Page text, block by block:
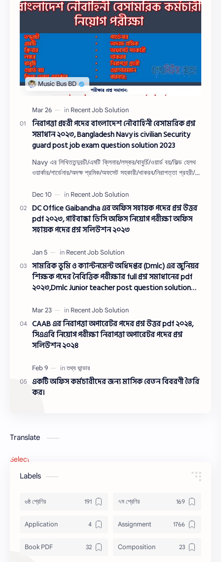
নিরাপত্তা প্রহরী পদের বাংলাদেশ নৌবাহিনী বেসামরিক প্রশ্ন
সমাধান ২০২৩, Bangladesh Navy is civilian Security
guard post job exam question solution 2023
Navy এর লিখিততন্দুরচী/এমটি ক্লিনার/লস্কর/বাবুর্চি/ওয়ার্ড বয়/ফিল্ড হেলথ
ওয়ার্কার/গার্ডেনার/অদক্ষ শ্রমিক/অফসেট সহকারী/খাকরব/নিরাপত্তা প্রহরী/
DC Office Gaibandha এর অফিস সহায়ক পদের প্রশ্ন উত্তর
pdf ২০২৩, গাইবান্ধা ডিসি অফিস নিয়োগ পরীক্ষা অফিস
সহায়ক পদের প্রশ্ন সলিউশন ২০২৩
সামরিক ভূমি ও ক্যান্টনমেন্ট অধিদপ্তর (Dmlc) এর জুনিয়র
শিক্ষক পদের নৈবিত্তিক পরীক্ষার full প্রশ্ন সমাধানের pdf
২০২৩,Dmlc Junior teacher post question solution
সমাধান ২০২৩
CAAB এর নিরাপত্তা অপারেটর পদের প্রশ্ন উত্তর pdf ২০২৪,
সিএএবি নিয়োগ পরীক্ষা নিরাপত্তা অপারেটর পদের প্রশ্ন
সলিউশন ২০২৪
একটি অফিস কর্মচারীদের জন্য মাসিক বেতন বিবরণী তৈরি
কর।
Translate
Select Language
Labels
৬ষ্ঠ শ্রেণির ৭ম শ্রেণির
Application Assignment
Book PDF Composition